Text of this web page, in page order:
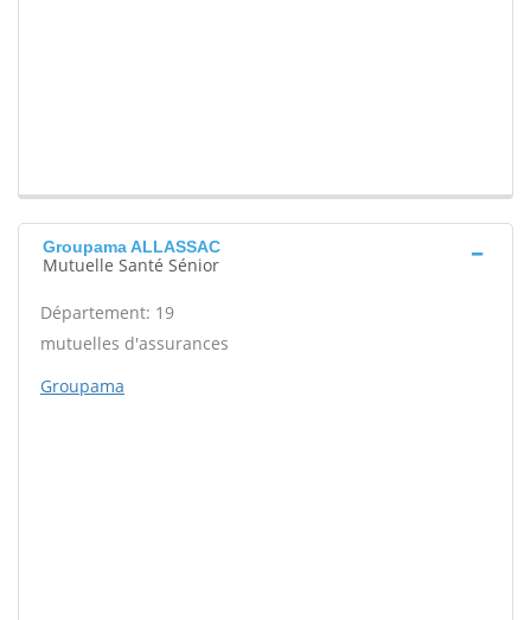
Groupama ALLASSAC
Mutuelle Santé Sénior
Département: 19
mutuelles d'assurances
Groupama